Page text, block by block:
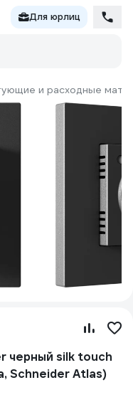
Для юрлиц
и расходные
черный silk touch
Schneider Atlas)